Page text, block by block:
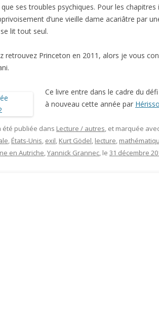
ses troubles psychiques. Pour les
d’une vieille dame acariâtre par
lit tout seul.
retrouvez Princeton en 2011, alors je vous
Ce livre entre dans le cadre du
à nouveau cette année par
été publiée dans Lecture / autres, et marquée
, États-Unis, exil, Kurt Gödel, lecture,
en Autriche,Yannick Grannec, le 31 décembre